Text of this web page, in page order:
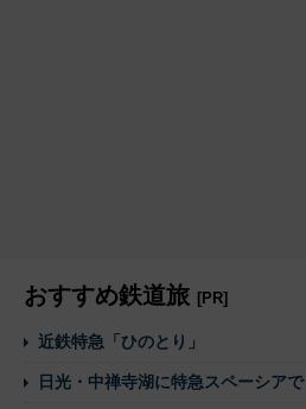
おすすめ鉄道旅 [PR]
近鉄特急「ひのとり」
日光・中禅寺湖に特急スペーシアで